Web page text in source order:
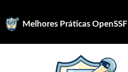
Melhores Práticas OpenSSF